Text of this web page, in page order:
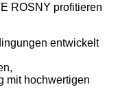
ROSNY profitieren
entwickelt
mit hochwertigen